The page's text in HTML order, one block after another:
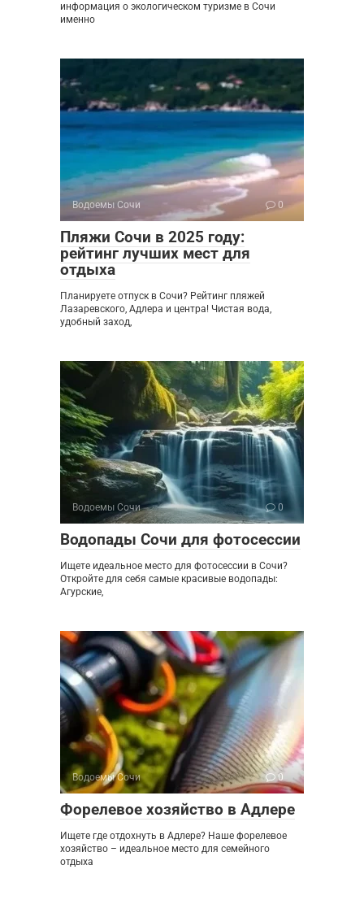
информация о экологическом туризме в Сочи
именно
Водоемы Сочи 0
Пляжи Сочи в 2025 году:
рейтинг лучших мест для
отдыха
Планируете отпуск в Сочи? Рейтинг пляжей
Лазаревского, Адлера и центра! Чистая вода,
удобный заход,
Водоемы Сочи 0
Водопады Сочи для фотосессии
Ищете идеальное место для фотосессии в Сочи?
Откройте для себя самые красивые водопады:
Агурские,
Водоемы Сочи 0
Форелевое хозяйство в Адлере
Ищете где отдохнуть в Адлере? Наше форелевое
хозяйство – идеальное место для семейного
отдыха